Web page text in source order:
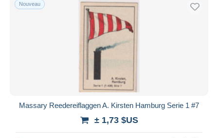
Nouveau
Massary Reedereiflaggen A. Kirsten Hamburg Serie 1 #7
± 1,73 $US